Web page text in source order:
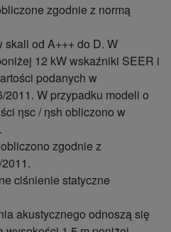
5,36
2,25
6,3 A++
3,4
0,78
0,28
zgodnie z normą
skali od A+++ do D. W
12 kW wskaźniki SEER i
podanych w
W przypadku modeli o
ηsc / ηsh obliczono w
zgodnie z
ciśnienie statyczne
akustycznego odnoszą się